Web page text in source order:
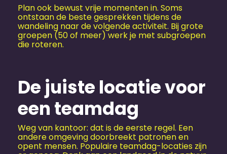
Plan ook bewust vrije momenten in. Soms
ontstaan de beste gesprekken tijdens de
wandeling naar de volgende activiteit. Bij grote
groepen (50 of meer) werk je met subgroepen
die roteren.
De juiste locatie voor
een teamdag
Weg van kantoor: dat is de eerste regel. Een
andere omgeving doorbreekt patronen en
opent mensen. Populaire teamdag-locaties zijn